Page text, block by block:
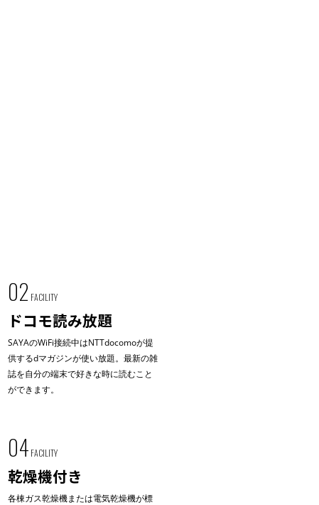
02 FACILITY
ドコモ読み放題
SAYAのWiFi接続中はNTTdocomoが提
供するdマガジンが使い放題。最新の雑
誌を自分の端末で好きな時に読むこと
ができます。
04 FACILITY
乾燥機付き
各棟ガス乾燥機または電気乾燥機が標